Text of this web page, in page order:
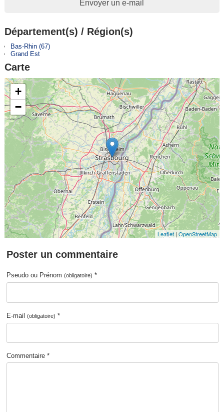
Envoyer un e-mail
Département(s) / Région(s)
Bas-Rhin (67)
Grand Est
Carte
+
−
Leaflet |OpenStreetMap
Poster un commentaire
Pseudo ou Prénom(obligatoire) *
E-mail(obligatoire) *
Commentaire *